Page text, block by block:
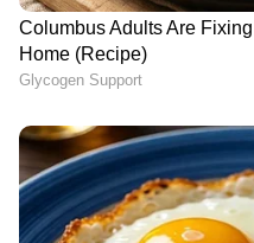
മുക്കിവയ്ക്കുക.
ഇതെടുത്ത് നന്നായി
അതിലേക്ക് ഒരു
ശിരോചർമ്മത്തിൽ
ചെയ്യുക. 30
ഉപയോഗിച്ച് കഴുകാം.